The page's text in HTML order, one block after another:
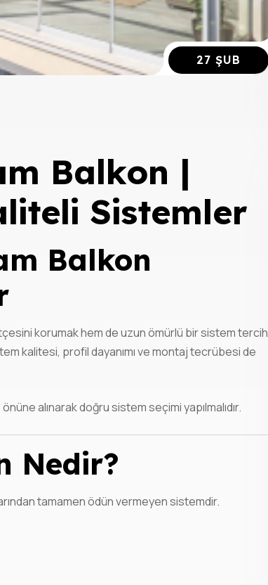
27 ŞUB
Balkon |
Sistemler
Balkon
korumak hem de uzun ömürlü bir sistem tercih
kalitesi, profil dayanımı ve montaj tecrübesi de
alınarak doğru sistem seçimi yapılmalıdır.
Nedir?
tamamen ödün vermeyen sistemdir.